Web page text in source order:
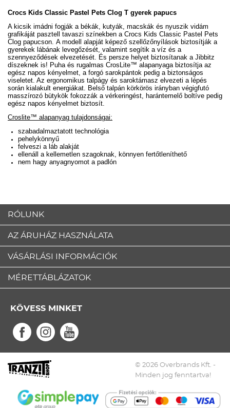
Crocs Kids Classic Pastel Pets Clog T gyerek papucs
A kicsik imádni fogják a békák, kutyák, macskák és nyuszik vidám
grafikáját pasztell tavaszi színekben a Crocs Kids Classic Pastel Pets
Clog papucson. A modell alapját képező szellőzőnyílások biztosítják a
gyerekek lábának levegőzését, valamint segítik a víz és a
szennyeződések elvezetését. És persze helyet biztosítanak a Jibbitz
díszeknek is! Puha és rugalmas CrosLite™ alapanyaga biztosítja az
egész napos kényelmet, a forgó sarokpántok pedig a biztonságos
viseletet. Az ergonomikus talpágy és saroktámasz elvezeti a lépés
során kialakult energiákat. Belső talpán körkörös irányban végigfutó
masszírozó bütykök fokozzák a vérkeringést, harántemelő boltíve pedig
egész napos kényelmet biztosít.
Croslite™ alapanyag tulajdonságai:
szabadalmaztatott technológia
pehelykönnyű
felveszi a láb alakját
ellenáll a kellemetlen szagoknak, könnyen fertőtleníthető
nem hagy anyagnyomot a padlón
RÓLUNK
AZ ÁRUHÁZ HASZNÁLATA
VÁSÁRLÁSI INFORMÁCIÓK
MÉRETTÁBLÁZATOK
KÖVESS MINKET
© 2026 Overbrands Kft. -
Minden jog fenntartva!